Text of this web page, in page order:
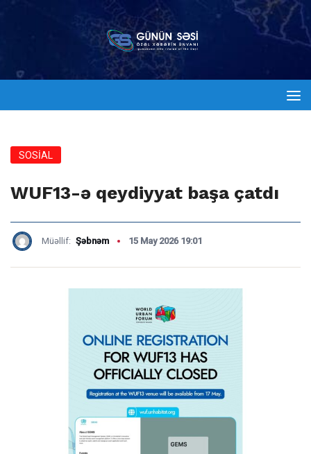
SOSİAL
WUF13-ə qeydiyyat başa çatdı
Müəllif: Şəbnəm 15 May 2026 19:01